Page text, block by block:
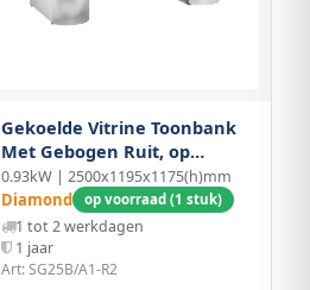
Gekoelde Vitrine Toonbank
Met Gebogen Ruit, op
Sokkels
0.93kW | 2500x1195x1175(h)mm
Diamond op voorraad (1 stuk)
1 tot 2 werkdagen
1 jaar
Art: SG25B/A1-R2